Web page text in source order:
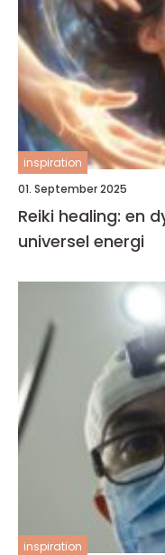
inspiration
01. September 2025
Reiki healing: en
universel energi
inspiration